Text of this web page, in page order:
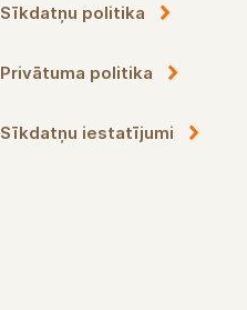
Sīkdatņu politika
Privātuma politika
Sīkdatņu iestatījumi